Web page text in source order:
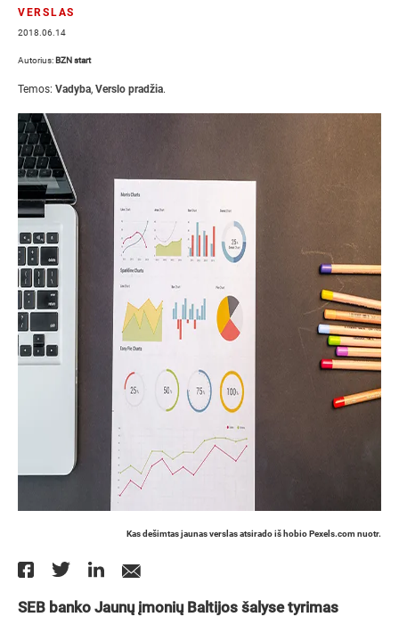
VERSLAS
2018.06.14
Autorius: BZN start
Temos: Vadyba, Verslo pradžia.
Kas dešimtas jaunas verslas atsirado iš hobio Pexels.com nuotr.
SEB banko Jaunų įmonių Baltijos šalyse tyrimas